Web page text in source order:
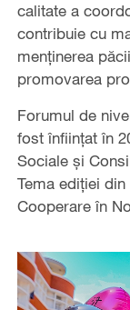
calitate a
contribuie cu
menținerea
promovarea
Forumul de
fost înființat în
Sociale și
Tema ediției
Cooperare în